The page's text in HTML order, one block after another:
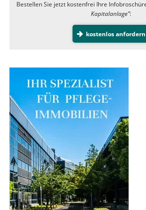
Bestellen Sie jetzt kostenfrei Ihre
Kapitalanlage”:
kostenlos anfordern